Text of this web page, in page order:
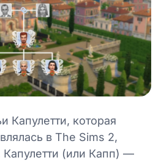
Капулетти, которая
в The Sims 2,
(или Капп) —